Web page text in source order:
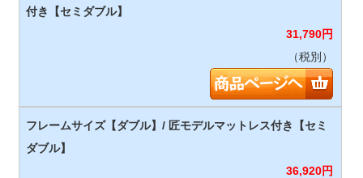
31,790円
（税別）
36,920円